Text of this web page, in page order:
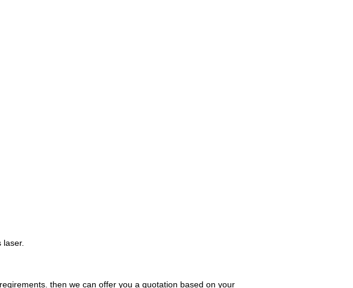
laser.
then we can offer you a quotation based on your